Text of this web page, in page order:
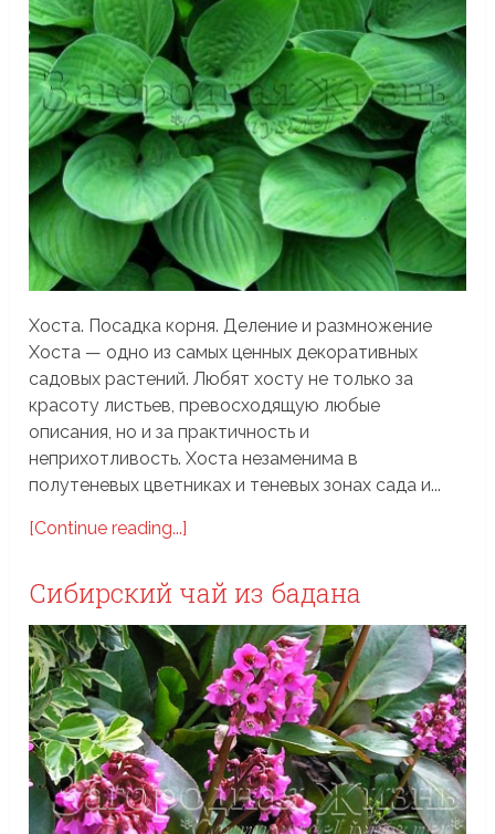
Хоста. Посадка корня. Деление и размножение
Хоста — одно из самых ценных декоративных
садовых растений. Любят хосту не только за
красоту листьев, превосходящую любые
описания, но и за практичность и
неприхотливость. Хоста незаменима в
полутеневых цветниках и теневых зонах сада и...
[Continue reading...]
Сибирский чай из бадана